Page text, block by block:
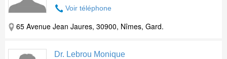
Voir téléphone
65 Avenue Jean Jaures, 30900, Nîmes, Gard.
Dr. Lebrou Monique